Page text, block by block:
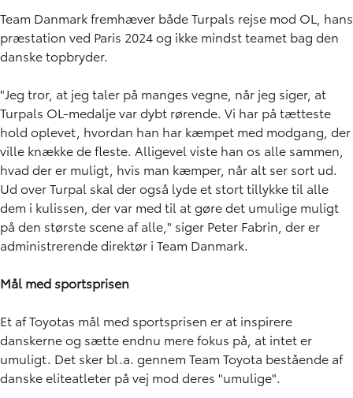
Team Danmark fremhæver både Turpals rejse mod OL, hans
præstation ved Paris 2024 og ikke mindst teamet bag den
danske topbryder.
"Jeg tror, at jeg taler på manges vegne, når jeg siger, at
Turpals OL-medalje var dybt rørende. Vi har på tætteste
hold oplevet, hvordan han har kæmpet med modgang, der
ville knække de fleste. Alligevel viste han os alle sammen,
hvad der er muligt, hvis man kæmper, når alt ser sort ud.
Ud over Turpal skal der også lyde et stort tillykke til alle
dem i kulissen, der var med til at gøre det umulige muligt
på den største scene af alle," siger Peter Fabrin, der er
administrerende direktør i Team Danmark.
Mål med sportsprisen
Et af Toyotas mål med sportsprisen er at inspirere
danskerne og sætte endnu mere fokus på, at intet er
umuligt. Det sker bl.a. gennem Team Toyota bestående af
danske eliteatleter på vej mod deres "umulige".